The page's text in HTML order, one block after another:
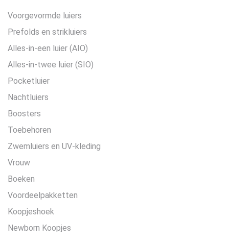
Voorgevormde luiers
Prefolds en strikluiers
Alles-in-een luier (AIO)
Alles-in-twee luier (SIO)
Pocketluier
Nachtluiers
Boosters
Toebehoren
Zwemluiers en UV-kleding
Vrouw
Boeken
Voordeelpakketten
Koopjeshoek
Newborn Koopjes